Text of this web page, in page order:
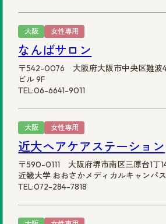
大阪 女性専用
なんばサロン
〒542-0076 大阪府大阪市中央区難波
ビル 9F
TEL:06-6641-9011
大阪 女性専用
近大ヘアケアステーション
〒590-0111 大阪府堺市南区三原台1丁
近畿大学 おおさかメディカルキャンパス
TEL:072-284-7818